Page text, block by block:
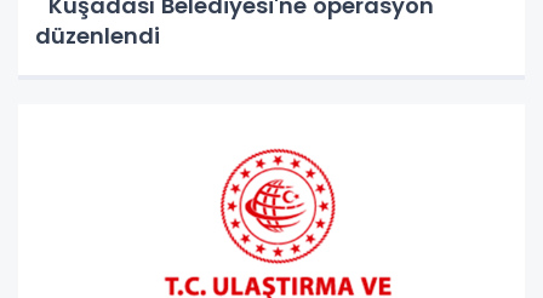
düzenlendi